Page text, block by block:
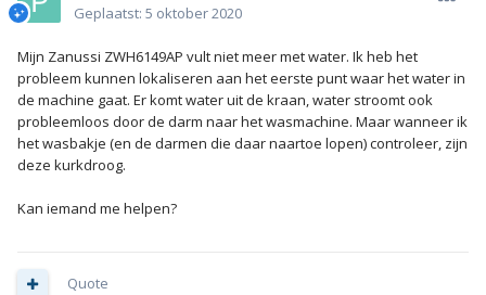
Geplaatst: 5 oktober 2020
Mijn Zanussi ZWH6149AP vult niet meer met water. Ik heb het
probleem kunnen lokaliseren aan het eerste punt waar het water in
de machine gaat. Er komt water uit de kraan, water stroomt ook
probleemloos door de darm naar het wasmachine. Maar wanneer ik
het wasbakje (en de darmen die daar naartoe lopen) controleer, zijn
deze kurkdroog.
Kan iemand me helpen?
Quote